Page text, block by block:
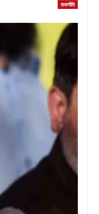
राजनीति
Edible Oil Prices :
गये सरसों…
चीन में चालक रहित कार ने
पैदल यात्री को मारी टक्कर,
सोशल…
बेटे की उम्र की हीरोइन के साथ
रोमांस करने से विजय सेतुपति
ने…